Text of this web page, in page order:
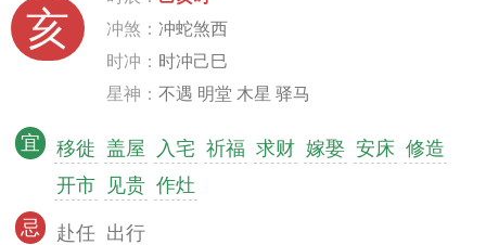
亥
冲煞： 冲蛇煞西
时冲： 时冲己巳
星神： 不遇 明堂 木星 驿马
宜 移徙 盖屋 入宅 祈福 求财 嫁娶 安床 修造
开市
见贵 作灶
忌 赴任 出行